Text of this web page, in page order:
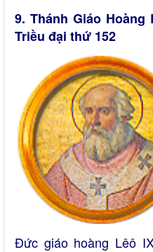
9. Thánh Giáo Hoàng
Triều đại thứ 152
Đức giáo hoàng Lêô